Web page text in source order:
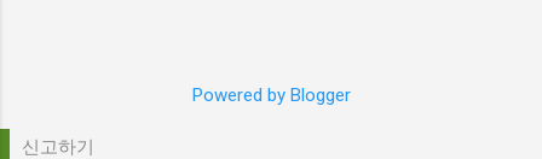
지 내용은 정확히 알려지지 않았지만, 그의 ...
들의 기대감을 고조시키고 있습니다. "Emirates NBA Cup
Powered by Blogger
신고하기